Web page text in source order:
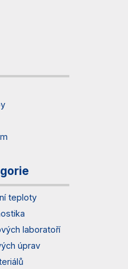
teploty
laboratoří
úprav